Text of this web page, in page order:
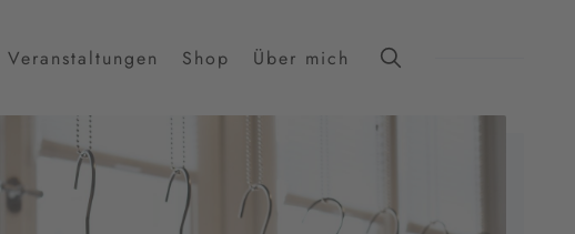
Veranstaltungen Shop Über mich